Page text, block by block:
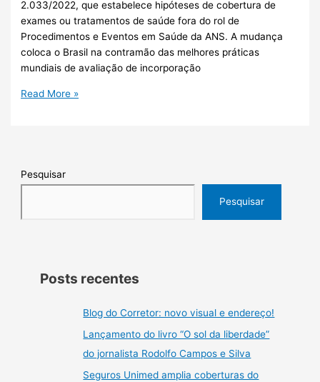
2.033/2022, que estabelece hipóteses de cobertura de
exames ou tratamentos de saúde fora do rol de
Procedimentos e Eventos em Saúde da ANS. A mudança
coloca o Brasil na contramão das melhores práticas
mundiais de avaliação de incorporação
Read More »
Pesquisar
Pesquisar
Posts recentes
Blog do Corretor: novo visual e endereço!
Lançamento do livro “O sol da liberdade”
do jornalista Rodolfo Campos e Silva
Seguros Unimed amplia coberturas do